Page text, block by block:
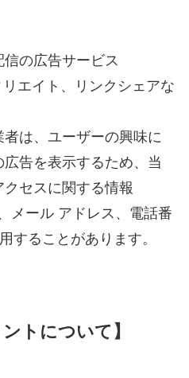
の広告サービス
リエイト、リンクシェアな
は、ユーザーの興味に
告を表示するため、当
セスに関する情報
メール アドレス、電話番
することがあります。
トについて】